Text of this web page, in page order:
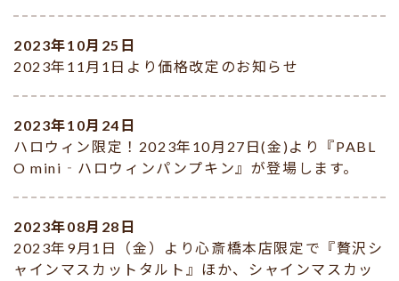
2023年10月25日
2023年11月1日より価格改定のお知らせ
2023年10月24日
ハロウィン限定！2023年10月27日(金)より『PABL
O mini‐ハロウィンパンプキン』が登場します。
2023年08月28日
2023年9月1日（金）より心斎橋本店限定で『贅沢シ
ャインマスカットタルト』ほか、シャインマスカッ